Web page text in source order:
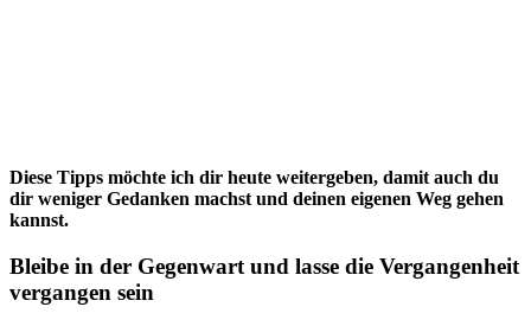
Diese Tipps möchte ich dir heute weitergeben, damit auch du
dir weniger Gedanken machst und deinen eigenen Weg gehen
kannst.
Bleibe in der Gegenwart und lasse die Vergangenheit
vergangen sein